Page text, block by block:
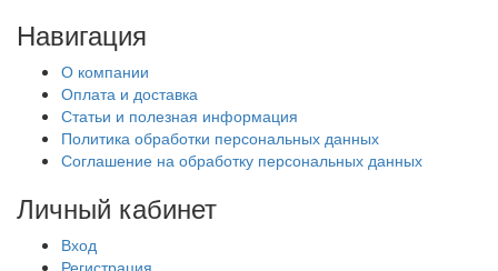
Навигация
О компании
Оплата и доставка
Статьи и полезная информация
Политика обработки персональных данных
Соглашение на обработку персональных данных
Личный кабинет
Вход
Регистрация